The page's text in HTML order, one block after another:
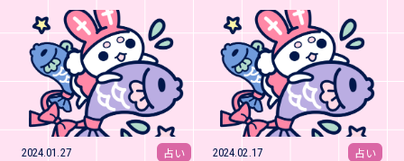
2024.01.27 占い 2024.02.17 占い